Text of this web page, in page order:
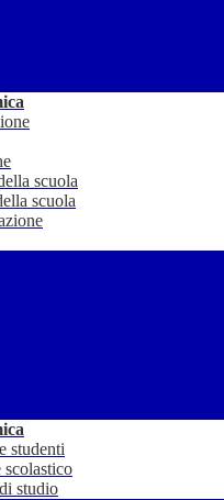
scuola
scuola
studenti
scolastico
studio